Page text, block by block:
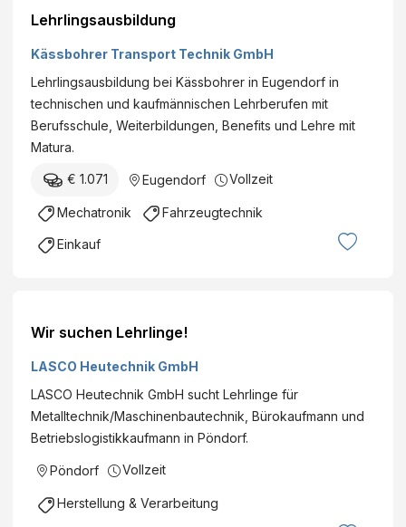
Lehrlingsausbildung
Kässbohrer Transport Technik GmbH
Lehrlingsausbildung bei Kässbohrer in Eugendorf in
technischen und kaufmännischen Lehrberufen mit
Berufsschule, Weiterbildungen, Benefits und Lehre mit
Matura.
€ 1.071 Eugendorf Vollzeit
Mechatronik Fahrzeugtechnik
Einkauf
Wir suchen Lehrlinge!
LASCO Heutechnik GmbH
LASCO Heutechnik GmbH sucht Lehrlinge für
Metalltechnik/Maschinenbautechnik, Bürokaufmann und
Betriebslogistikkaufmann in Pöndorf.
Pöndorf Vollzeit
Herstellung & Verarbeitung